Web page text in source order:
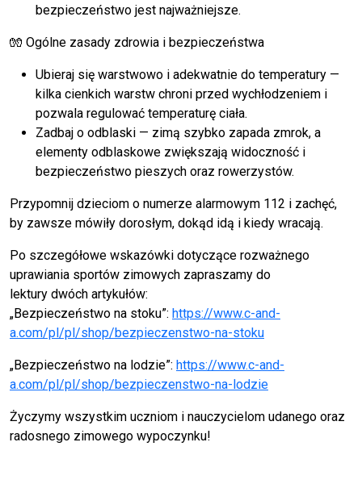
bezpieczeństwo jest najważniejsze.
🧤 Ogólne zasady zdrowia i bezpieczeństwa
Ubieraj się warstwowo i adekwatnie do temperatury —
kilka cienkich warstw chroni przed wychłodzeniem i
pozwala regulować temperaturę ciała.
Zadbaj o odblaski — zimą szybko zapada zmrok, a
elementy odblaskowe zwiększają widoczność i
bezpieczeństwo pieszych oraz rowerzystów.
Przypomnij dzieciom o numerze alarmowym 112 i zachęć,
by zawsze mówiły dorosłym, dokąd idą i kiedy wracają.
Po szczegółowe wskazówki dotyczące rozważnego
uprawiania sportów zimowych zapraszamy do
lektury dwóch artykułów:
„Bezpieczeństwo na stoku”: https://www.c-and-
a.com/pl/pl/shop/bezpieczenstwo-na-stoku
„Bezpieczeństwo na lodzie”: https://www.c-and-
a.com/pl/pl/shop/bezpieczenstwo-na-lodzie
Życzymy wszystkim uczniom i nauczycielom udanego oraz
radosnego zimowego wypoczynku!